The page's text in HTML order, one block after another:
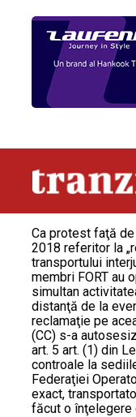
Ca protest faţă
2018 referitor la
transportului
membri FORT au
simultan
distanţă de la
reclamaţie pe
(CC) s-a
art. 5 art. (1) din
controale la
Federaţiei
exact,
făcut o înţelegere